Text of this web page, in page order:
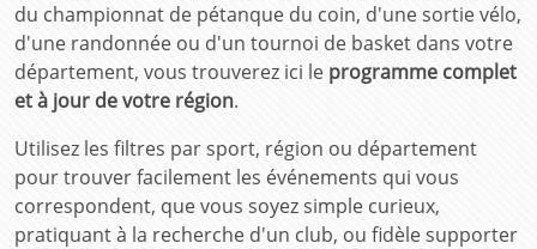
du championnat de pétanque du coin, d'une sortie vélo,
d'une randonnée ou d'un tournoi de basket dans votre
département, vous trouverez ici le programme complet
et à jour de votre région.
Utilisez les filtres par sport, région ou département
pour trouver facilement les événements qui vous
correspondent, que vous soyez simple curieux,
pratiquant à la recherche d'un club, ou fidèle supporter